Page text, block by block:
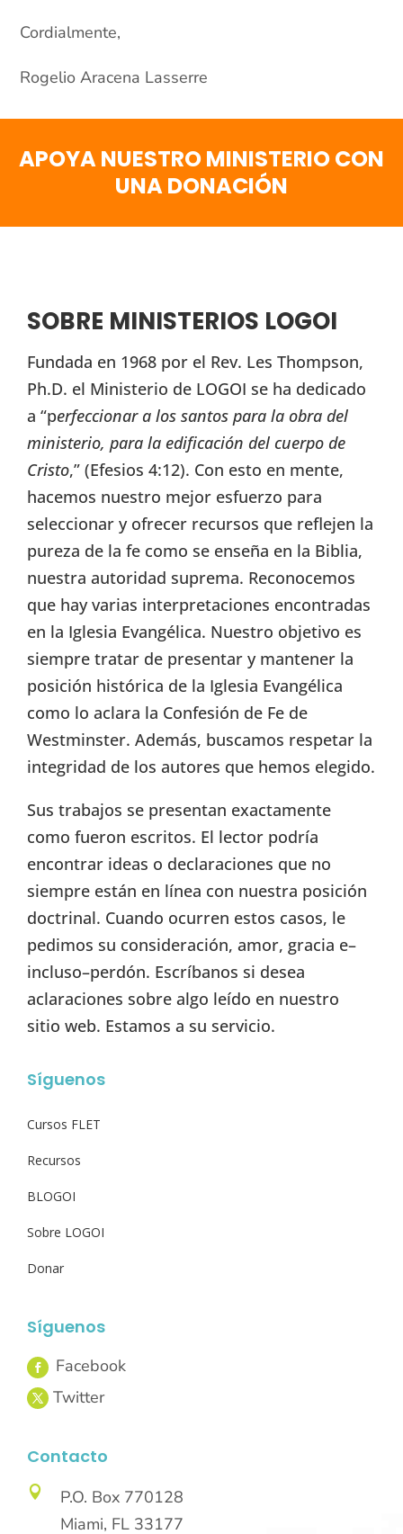
Cordialmente,
Rogelio Aracena Lasserre
APOYA NUESTRO MINISTERIO CON
UNA DONACIÓN
SOBRE MINISTERIOS LOGOI
Fundada en 1968 por el Rev. Les Thompson,
Ph.D. el Ministerio de LOGOI se ha dedicado
a “perfeccionar a los santos para la obra del
ministerio, para la edificación del cuerpo de
Cristo,” (Efesios 4:12). Con esto en mente,
hacemos nuestro mejor esfuerzo para
seleccionar y ofrecer recursos que reflejen la
pureza de la fe como se enseña en la Biblia,
nuestra autoridad suprema. Reconocemos
que hay varias interpretaciones encontradas
en la Iglesia Evangélica. Nuestro objetivo es
siempre tratar de presentar y mantener la
posición histórica de la Iglesia Evangélica
como lo aclara la Confesión de Fe de
Westminster. Además, buscamos respetar la
integridad de los autores que hemos elegido.
Sus trabajos se presentan exactamente
como fueron escritos. El lector podría
encontrar ideas o declaraciones que no
siempre están en línea con nuestra posición
doctrinal. Cuando ocurren estos casos, le
pedimos su consideración, amor, gracia e–
incluso–perdón. Escríbanos si desea
aclaraciones sobre algo leído en nuestro
sitio web. Estamos a su servicio.
Síguenos
Cursos FLET
Recursos
BLOGOI
Sobre LOGOI
Donar
Síguenos
Contacto

P.O. Box 770128
Miami, FL 33177